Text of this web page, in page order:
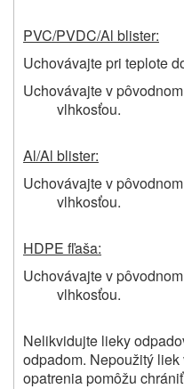
PVC/PVDC/Al blister:
Uchovávajte pri teplote
Uchovávajte v
vlhkosťou.
Al/Al blister:
Uchovávajte v
vlhkosťou.
HDPE fľaša:
Uchovávajte v
vlhkosťou.
Nelikvidujte lieky
odpadom. Nepoužitý
opatrenia pomôžu